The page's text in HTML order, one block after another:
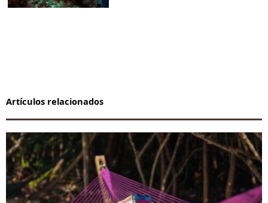
Artículos relacionados